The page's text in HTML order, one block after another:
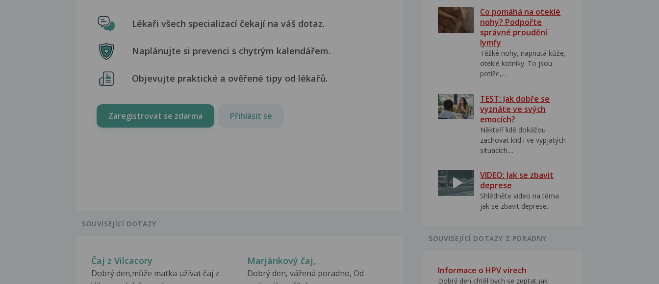
Lékaři všech specializací čekají na váš dotaz.
Naplánujte si prevenci s chytrým kalendářem.
Objevujte praktické a ověřené tipy od lékařů.
Zaregistrovat se zdarma Přihlásit se
SOUVISEJÍCÍ DOTAZY
Čaj z Vilcacory
Dobrý den,může matka užívat čaj z
Marjánkový čaj,
Dobrý den, vážená poradno, Od
Co pomáhá na oteklé
nohy? Podpořte
správné proudění
lymfy
Těžké nohy, napnutá kůže,
oteklé kotníky. To jsou
potíže,...
TEST: Jak dobře se
vyznáte ve svých
emocích?
Někteří lidé dokážou
zachovat klid i ve vypjatých
situacích....
VIDEO: Jak se zbavit
deprese
Shlédněte video na téma
jak se zbavit deprese..
SOUVISEJÍCÍ DOTAZY Z PORADNY
Informace o HPV virech
Dobrý den,chtěl bych se zeptat,jak